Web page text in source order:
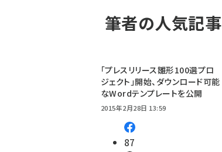
筆者の人気記事
「プレスリリース雛形100選プロ
ジェクト」開始、ダウンロード可能
なWordテンプレートを公開
2015年2月28日 13:59
87